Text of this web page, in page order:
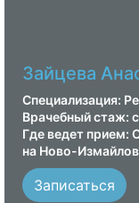
Зайцева
Специализация:
Врачебный стаж:
Где ведет прием:
на Ново-
Записаться